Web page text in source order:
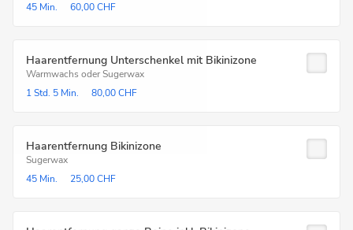
45 Min.
60,00 CHF
Haarentfernung Unterschenkel mit Bikinizone
Warmwachs oder Sugerwax
1 Std. 5 Min. 80,00 CHF
Haarentfernung Bikinizone
Sugerwax
45 Min.
25,00 CHF